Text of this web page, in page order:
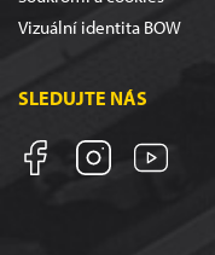
Vizuální identita BOW
SLEDUJTE NÁS